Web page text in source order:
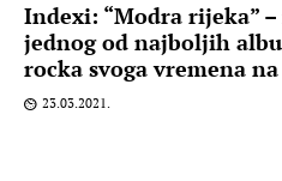
Indexi: “Modra rijeka”
jednog od najboljih
rocka svoga vremena
23.03.2021.